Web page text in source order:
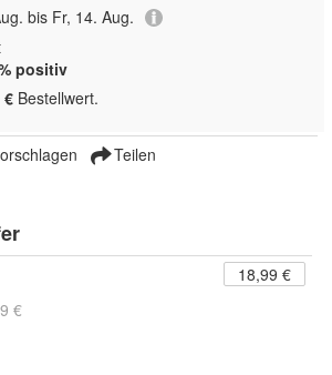
bis Fr, 14. Aug.
positiv
€ Bestellwert.
Teilen
18,99 €
€